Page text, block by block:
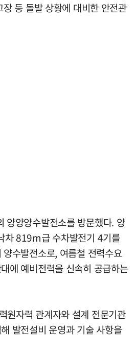
등 돌발 상황에 대비한 안전관
양양양수발전소를 방문했다. 양
차 819m급 수차발전기 4기를
수발전소로, 여름철 전력수요
에 예비전력을 신속히 공급하는
원자력 관계자와 설계 전문기관
발전설비 운영과 기술 사항을